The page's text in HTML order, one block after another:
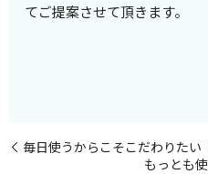
てご提案させて頂きます。
毎日使うからこそこだわりたい
もっとも